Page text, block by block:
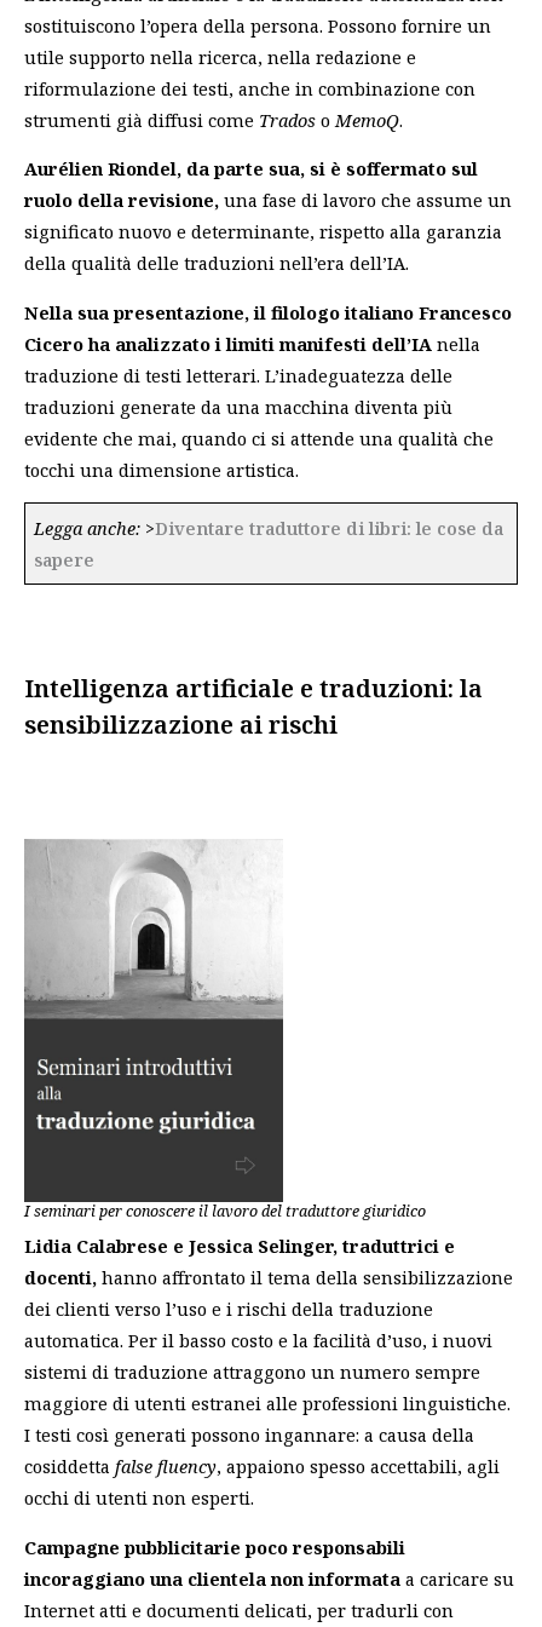
sostituiscono l’opera della persona. Possono fornire un
utile supporto nella ricerca, nella redazione e
riformulazione dei testi, anche in combinazione con
strumenti già diffusi come Trados o MemoQ.
Aurélien Riondel, da parte sua, si è soffermato sul
ruolo della revisione, una fase di lavoro che assume un
significato nuovo e determinante, rispetto alla garanzia
della qualità delle traduzioni nell’era dell’IA.
Nella sua presentazione, il filologo italiano Francesco
Cicero ha analizzato i limiti manifesti dell’IA nella
traduzione di testi letterari. L’inadeguatezza delle
traduzioni generate da una macchina diventa più
evidente che mai, quando ci si attende una qualità che
tocchi una dimensione artistica.
Legga anche: >Diventare traduttore di libri: le cose da
sapere
Intelligenza artificiale e traduzioni: la
sensibilizzazione ai rischi
I seminari per conoscere il lavoro del traduttore giuridico
Lidia Calabrese e Jessica Selinger, traduttrici e
docenti, hanno affrontato il tema della sensibilizzazione
dei clienti verso l’uso e i rischi della traduzione
automatica. Per il basso costo e la facilità d’uso, i nuovi
sistemi di traduzione attraggono un numero sempre
maggiore di utenti estranei alle professioni linguistiche.
I testi così generati possono ingannare: a causa della
cosiddetta false fluency, appaiono spesso accettabili, agli
occhi di utenti non esperti.
Campagne pubblicitarie poco responsabili
incoraggiano una clientela non informata a caricare su
Internet atti e documenti delicati, per tradurli con